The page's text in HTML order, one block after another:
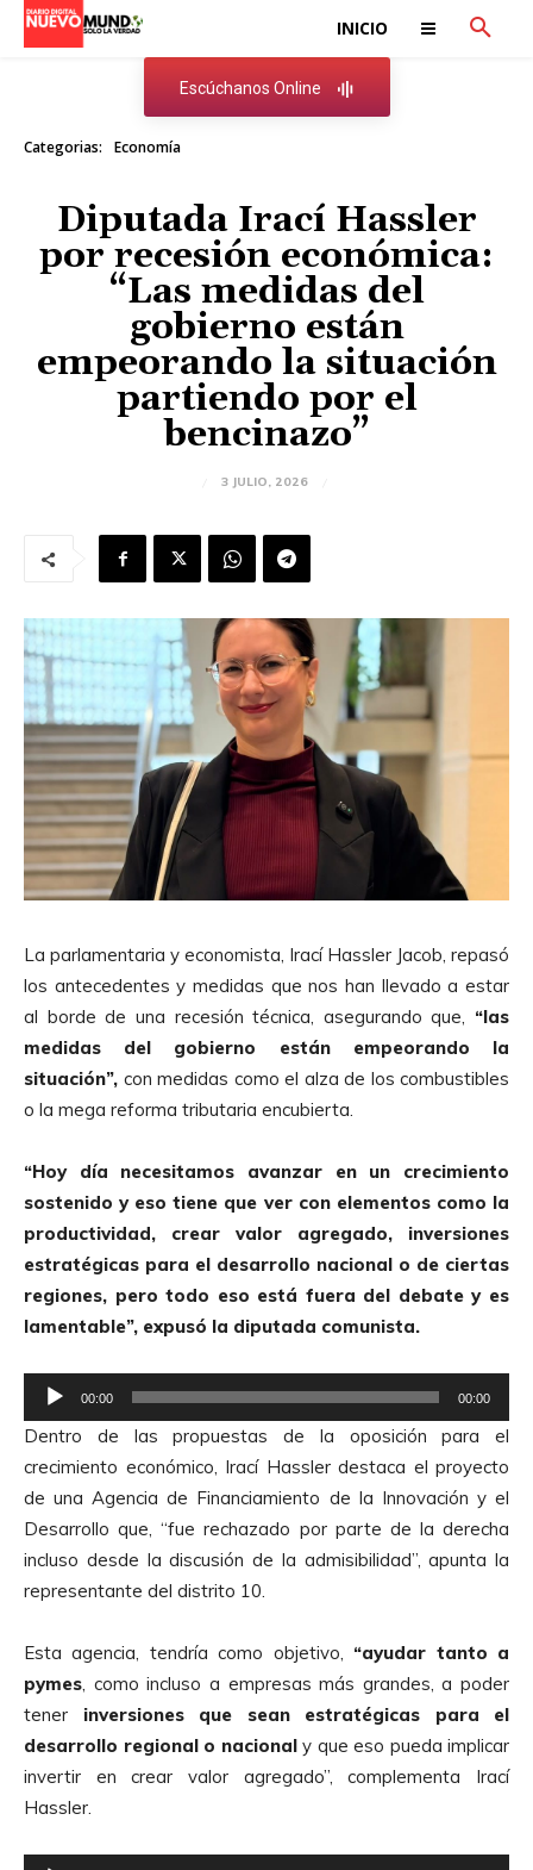
INICIO
Escúchanos Online
Categorias: Economía
Diputada Irací Hassler
por recesión económica:
“Las medidas del
gobierno están
empeorando la situación
partiendo por el
bencinazo”
3 JULIO, 2026
La parlamentaria y economista, Irací Hassler Jacob, repasó
los antecedentes y medidas que nos han llevado a estar
al borde de una recesión técnica, asegurando que, “las
medidas del gobierno están empeorando la
situación”, con medidas como el alza de los combustibles
o la mega reforma tributaria encubierta.
“Hoy día necesitamos avanzar en un crecimiento
sostenido y eso tiene que ver con elementos como la
productividad, crear valor agregado, inversiones
estratégicas para el desarrollo nacional o de ciertas
regiones, pero todo eso está fuera del debate y es
lamentable”, expusó la diputada comunista.
e
p
r
o
d
u
c
o
r
d
e
A
u
d
00:00 00:00
Dentro de las propuestas de la oposición para el
crecimiento económico, Irací Hassler destaca el proyecto
de una Agencia de Financiamiento de la Innovación y el
Desarrollo que, “fue rechazado por parte de la derecha
incluso desde la discusión de la admisibilidad”, apunta la
representante del distrito 10.
Esta agencia, tendría como objetivo, “ayudar tanto a
pymes , como incluso a empresas más grandes, a poder
tener inversiones que sean estratégicas para el
desarrollo regional o nacionaly que eso pueda implicar
invertir en crear valor agregado”, complementa Irací
Hassler.